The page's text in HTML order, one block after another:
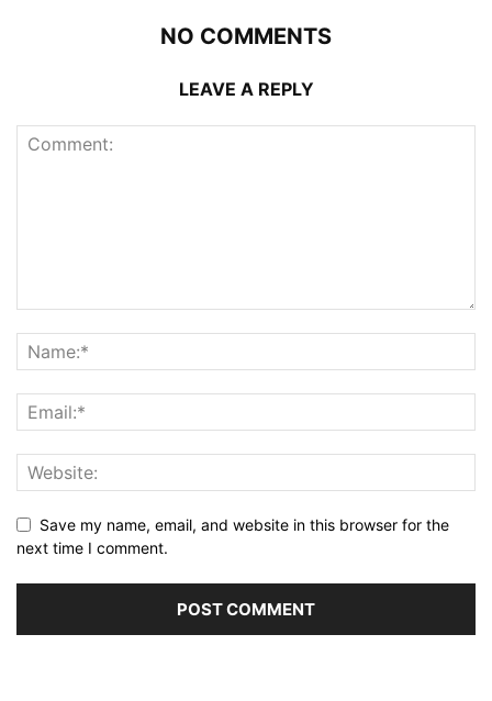
NO COMMENTS
LEAVE A REPLY
Save my name, email, and website in this browser for the
next time I comment.